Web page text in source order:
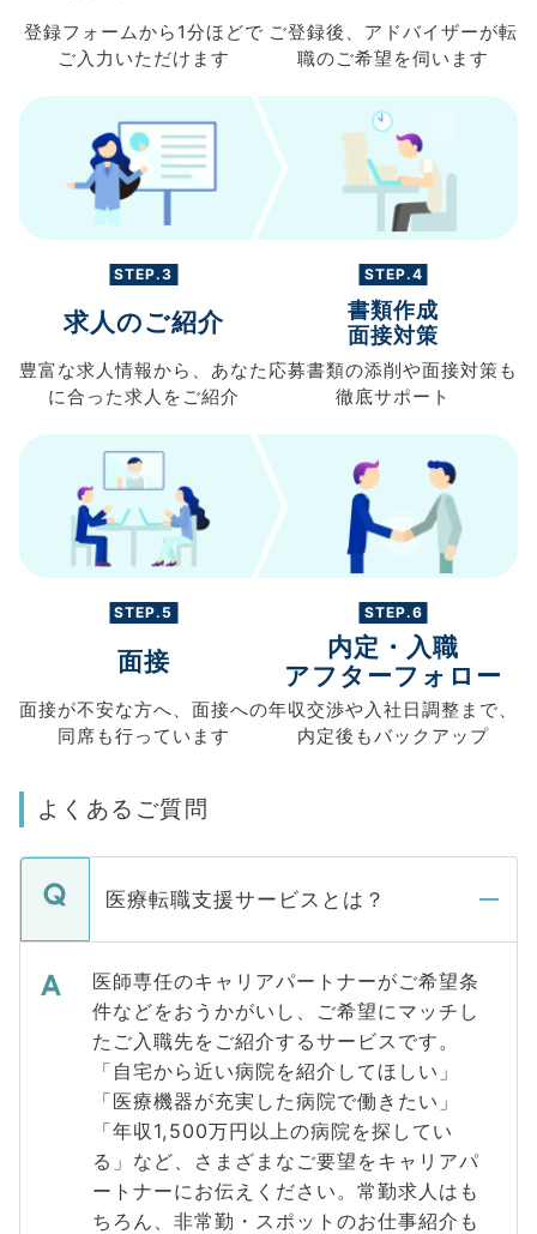
登録フォームから 1分ほどで
ご入力 いただけます
ご登録後、 アドバイザーが転
職のご希望を伺います
STEP.3
求人のご紹介
豊富な求人情報から、 あなた
に合った求人を ご紹介
STEP.4
書類作成
面接対策
応募書類の添削や面接対策も
徹底サポート
STEP.5
面接
面接が不安な方へ、 面接への
同席も行っています
STEP.6
内定・入職
アフターフォロー
年収交渉や入社日調整まで、
内定後もバックアップ
よくあるご質問
医療転職支援サービスとは？
医師専任のキャリアパートナーがご希望条
件などをおうかがいし、ご希望にマッチし
たご入職先をご紹介するサービスです。
「自宅から近い病院を紹介してほしい」
「医療機器が充実した病院で働きたい」
「年収1,500万円以上の病院を探してい
る」など、さまざまなご要望をキャリアパ
ートナーにお伝えください。常勤求人はも
ちろん、非常勤・スポットのお仕事紹介も